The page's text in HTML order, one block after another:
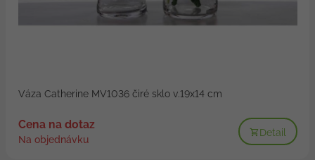
Váza Catherine MV1036 čiré sklo v.19x14 cm
Cena na dotaz
Na objednávku
Detail